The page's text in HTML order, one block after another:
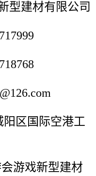
型建材有限公司
区国际空港工
游戏新型建材